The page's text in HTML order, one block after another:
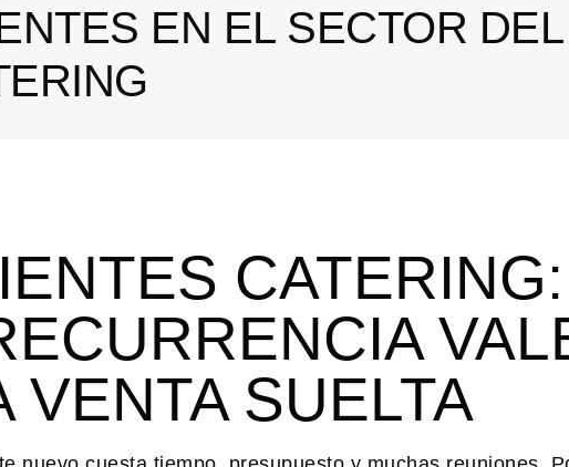
EN EL SECTOR DEL
CATERING:
VENTA SUELTA